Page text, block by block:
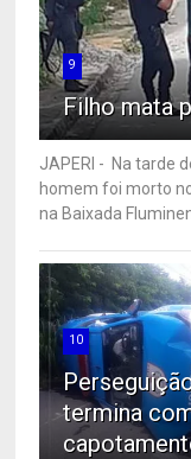
9
Filho mata
JAPERI - Na tarde
homem foi morto
na Baixada
10
termina